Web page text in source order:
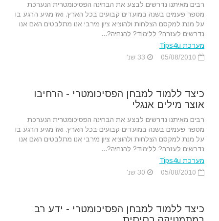
רבים מאיתנו נדרשים לבצע את הבחינה הפסיכומטרית הנערכת
מספר פעמים בשנה במועדים קבועים בכל הארץ. ואז מגיע הרגע בו
על מנת למקסם הצלחות ולהוציא ציון מירבי אנו מתלבטים האם אנו
נדרשים לעזרה? ללימוד? להנחיה?...
מערכת Tips4u
כיצד ללמוד למבחן הפסיכומטרי - הרחיבו
אוצר מילים אנגלי
רבים מאיתנו נדרשים לבצע את הבחינה הפסיכומטרית הנערכת
מספר פעמים בשנה במועדים קבועים בכל הארץ. ואז מגיע הרגע בו
על מנת למקסם הצלחות ולהוציא ציון מירבי אנו מתלבטים האם אנו
נדרשים לעזרה? ללימוד? להנחיה?...
מערכת Tips4u
כיצד ללמוד למבחן הפסיכומטרי - ידע רב